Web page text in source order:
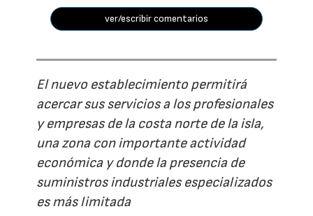
ver/escribir comentarios
El nuevo establecimiento permitirá
acercar sus servicios a los profesionales
y empresas de la costa norte de la isla,
una zona con importante actividad
económica y donde la presencia de
suministros industriales especializados
es más limitada